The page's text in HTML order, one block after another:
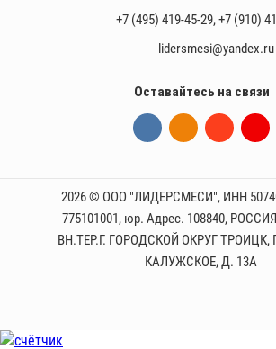
+7 (495) 419-45-29,+7 (910)
lidersmesi@yandex.ru
Оставайтесь на связи
2026 © ООО "ЛИДЕРСМЕСИ", ИНН
775101001, юр. Адрес. 108840,
ВН.ТЕР.Г. ГОРОДСКОЙ ОКРУГ ТРОИЦК,
КАЛУЖСКОЕ, Д. 13А
и